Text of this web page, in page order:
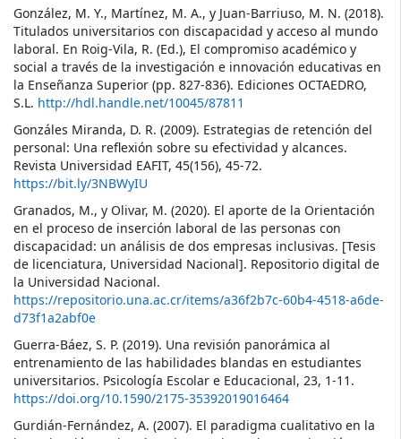
González, M. Y., Martínez, M. A., y Juan-Barriuso, M. N. (2018).
Titulados universitarios con discapacidad y acceso al mundo
laboral. En Roig-Vila, R. (Ed.), El compromiso académico y
social a través de la investigación e innovación educativas en
la Enseñanza Superior (pp. 827-836). Ediciones OCTAEDRO,
S.L. http://hdl.handle.net/10045/87811
Gonzáles Miranda, D. R. (2009). Estrategias de retención del
personal: Una reflexión sobre su efectividad y alcances.
Revista Universidad EAFIT, 45(156), 45-72.
https://bit.ly/3NBWyIU
Granados, M., y Olivar, M. (2020). El aporte de la Orientación
en el proceso de inserción laboral de las personas con
discapacidad: un análisis de dos empresas inclusivas. [Tesis
de licenciatura, Universidad Nacional]. Repositorio digital de
la Universidad Nacional.
https://repositorio.una.ac.cr/items/a36f2b7c-60b4-4518-a6de-
d73f1a2abf0e
Guerra-Báez, S. P. (2019). Una revisión panorámica al
entrenamiento de las habilidades blandas en estudiantes
universitarios. Psicología Escolar e Educacional, 23, 1-11.
https://doi.org/10.1590/2175-35392019016464
Gurdián-Fernández, A. (2007). El paradigma cualitativo en la